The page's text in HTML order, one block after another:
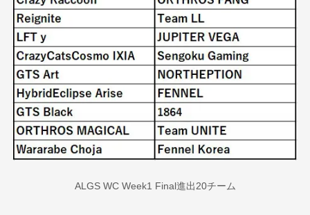
ALGS WC Week1 Final進出20チーム